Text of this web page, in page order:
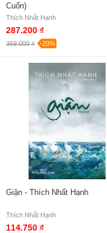
Cuốn)
Thích Nhất Hạnh
287.200 ₫
359.000 ₫ -20%
Giận - Thích Nhất Hạnh
Thích Nhất Hạnh
114.750 ₫